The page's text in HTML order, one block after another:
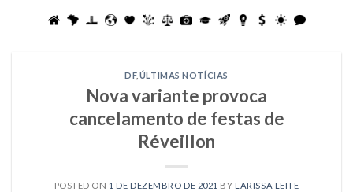
DF, ÚLTIMAS NOTÍCIAS
Nova variante provoca
cancelamento de festas de
Réveillon
POSTED ON 1 DE DEZEMBRO DE 2021 BY LARISSA LEITE